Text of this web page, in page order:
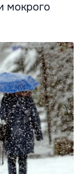
мокрого